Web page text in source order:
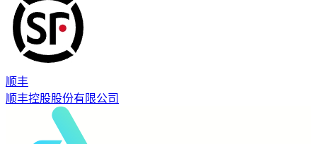
顺丰
顺丰控股股份有限公司